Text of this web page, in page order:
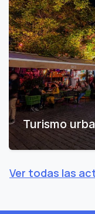
Turismo
Ver todas las